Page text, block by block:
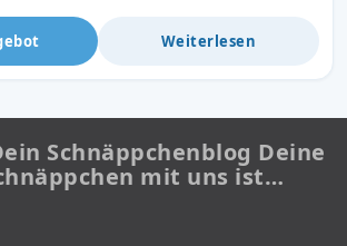
Weiterlesen
Schnäppchenblog Deine
mit uns ist…